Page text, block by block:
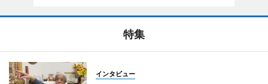
特集
インタビュー